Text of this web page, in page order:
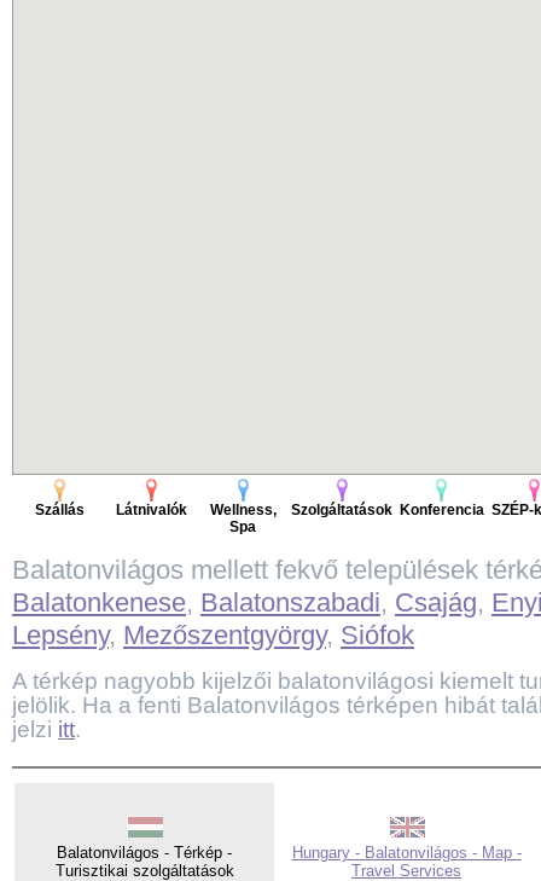
Szállás Látnivalók
Wellness,
Spa
Szolgáltatások Konferencia SZÉP-
Balatonvilágos mellett fekvő települések
Balatonkenese, Balatonszabadi, Csajág,
Lepsény, Mezőszentgyörgy, Siófok
A térkép nagyobb kijelzői balatonvilágosi kiemelt
jelölik. Ha a fenti Balatonvilágos térképen hibát
jelzi itt.
Balatonvilágos - Térkép -
Turisztikai szolgáltatások
Hungary - Balatonvilágos - Map -
Travel Services